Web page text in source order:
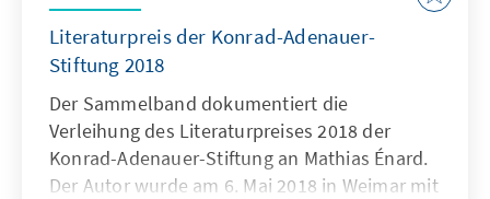
Literaturpreis der Konrad-Adenauer-
Stiftung 2018
Der Sammelband dokumentiert die
Verleihung des Literaturpreises 2018 der
Konrad-Adenauer-Stiftung an Mathias Énard.
Der Autor wurde am 6. Mai 2018 in Weimar mit